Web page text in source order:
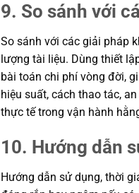
9. So sánh với
So sánh với các giải pháp
lượng tài liệu. Dùng thiết
bài toán chi phí vòng đời,
hiệu suất, cách thao tác,
thực tế trong vận hành
10. Hướng dẫn
Hướng dẫn sử dụng, thời